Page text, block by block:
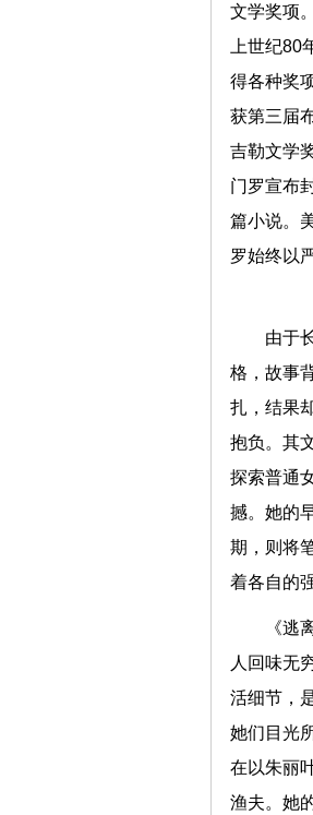
文学奖项
上世纪
得各种奖
获第三届
吉勒文学
门罗宣布
篇小说。
罗始终以
由于
格，故事
扎，结果
抱负。其
探索普通
撼。她的
期，则将
着各自
《逃
人回味无
活细节，
她们目光
在以朱丽
渔夫。她